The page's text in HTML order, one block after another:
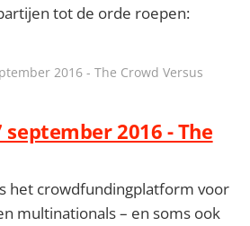
tot de orde roepen:
2016 - The Crowd Versus
2016 - The
het crowdfundingplatform voor
multinationals – en soms ook